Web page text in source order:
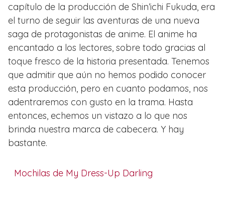
capítulo de la producción de Shin’ichi Fukuda, era
el turno de seguir las aventuras de una nueva
saga de protagonistas de anime. El anime ha
encantado a los lectores, sobre todo gracias al
toque fresco de la historia presentada. Tenemos
que admitir que aún no hemos podido conocer
esta producción, pero en cuanto podamos, nos
adentraremos con gusto en la trama. Hasta
entonces, echemos un vistazo a lo que nos
brinda nuestra marca de cabecera. Y hay
bastante.
Mochilas de My Dress-Up Darling